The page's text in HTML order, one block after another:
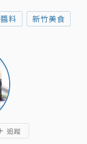
醬料 新竹美食
追蹤